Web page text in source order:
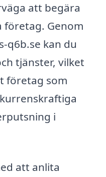
att begära
Genom
q6b.se kan du
tjänster, vilket
företag som
i
att anlita